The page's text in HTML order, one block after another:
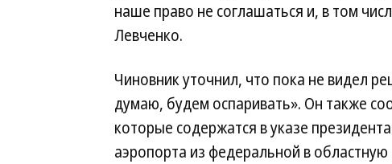
наше право не соглашаться и, в том
Левченко.
Чиновник уточнил, что пока не видел
думаю, будем оспаривать». Он также
которые содержатся в указе
аэропорта из федеральной в областную